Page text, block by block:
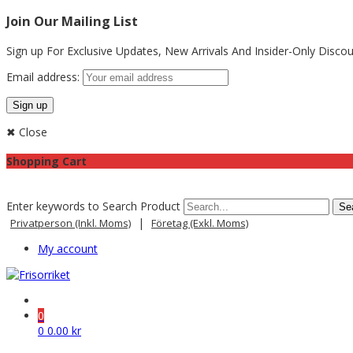
Join Our Mailing List
Sign up For Exclusive Updates, New Arrivals And Insider-Only
Email address:
✖ Close
Shopping Cart
Enter keywords to Search Product
Privatperson (inkl. Moms) | Företag (exkl. Moms)
My account
0
0 0.00 kr